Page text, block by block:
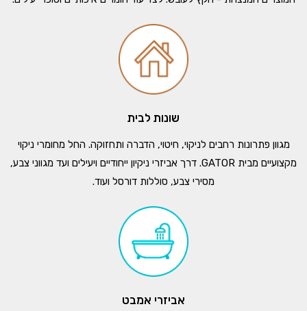
שונות לבית
מגוון פתרונות רחבים לניקוי, חיטוי, הדברה ותחזוקה. החל מחומרי ניקוי
מקצועיים מבית GATOR. דרך אביזרי ניקיון ייחודיים ויעילים ועד מגווני צבע,
מסירי צבע, סוללות דורסל ועוד.
אביזרי אמבט